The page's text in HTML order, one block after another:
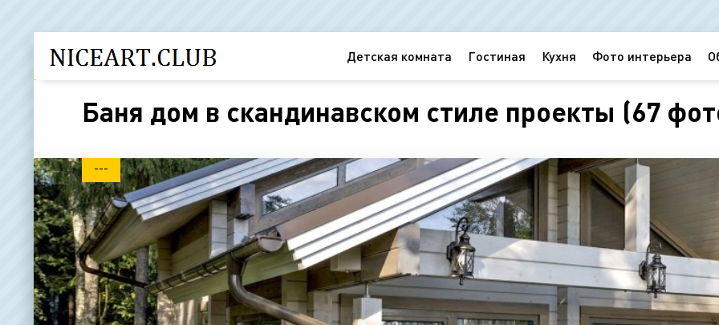
Детская комната Гостиная Кухня Фото интерьера
Баня дом в скандинавском стиле проекты (67
---